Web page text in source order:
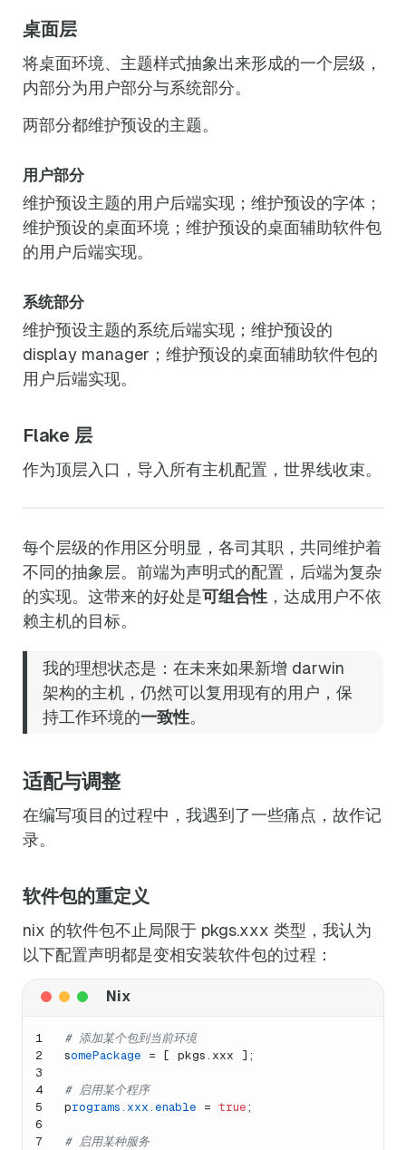
桌面层
将桌面环境、主题样式抽象出来形成的一个层级，
内部分为用户部分与系统部分。
两部分都维护预设的主题。
用户部分
维护预设主题的用户后端实现；维护预设的字体；
维护预设的桌面环境；维护预设的桌面辅助软件包
的用户后端实现。
系统部分
维护预设主题的系统后端实现；维护预设的
display manager；维护预设的桌面辅助软件包的
用户后端实现。
Flake 层
作为顶层入口，导入所有主机配置，世界线收束。
每个层级的作用区分明显，各司其职，共同维护着
不同的抽象层。前端为声明式的配置，后端为复杂
的实现。这带来的好处是可组合性 ，达成用户不依
赖主机的目标。
我的理想状态是：在未来如果新增 darwin
架构的主机，仍然可以复用现有的用户，保
持工作环境的一致性。
适配与调整
在编写项目的过程中，我遇到了一些痛点，故作记
录。
软件包的重定义
nix 的软件包不止局限于 pkgs.xxx 类型，我认为
以下配置声明都是变相安装软件包的过程：
1
2
3
4
5
6
7
# 添加某个包到当前环境
somePackage = [ pkgs.xxx ];
# 启用某个程序
programs.xxx.enable = true ;
# 启用某种服务